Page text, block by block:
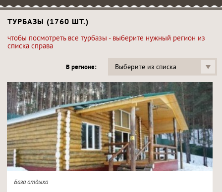
ТУРБАЗЫ (1760 ШТ.)
чтобы посмотреть все турбазы - выберите нужный регион из
списка справа
В регионе: Выберите из списка
База отдыха